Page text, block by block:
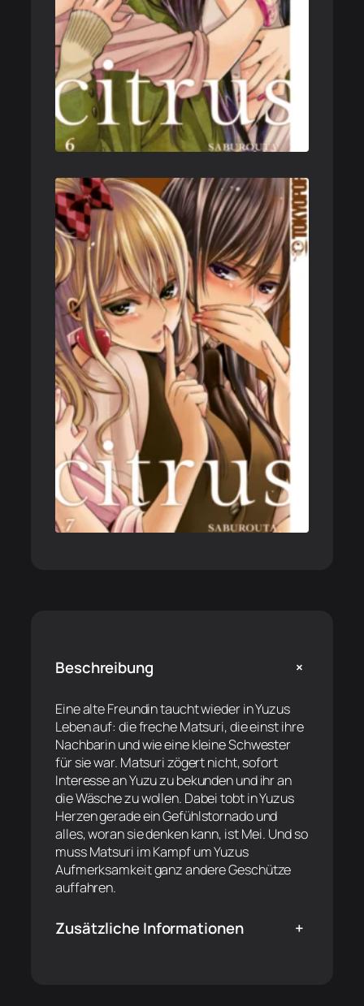
Beschreibung +
Eine alte Freundin taucht wieder in Yuzus
Leben auf: die freche Matsuri, die einst ihre
Nachbarin und wie eine kleine Schwester
für sie war. Matsuri zögert nicht, sofort
Interesse an Yuzu zu bekunden und ihr an
die Wäsche zu wollen. Dabei tobt in Yuzus
Herzen gerade ein Gefühlstornado und
alles, woran sie denken kann, ist Mei. Und so
muss Matsuri im Kampf um Yuzus
Aufmerksamkeit ganz andere Geschütze
auffahren.
Zusätzliche Informationen +